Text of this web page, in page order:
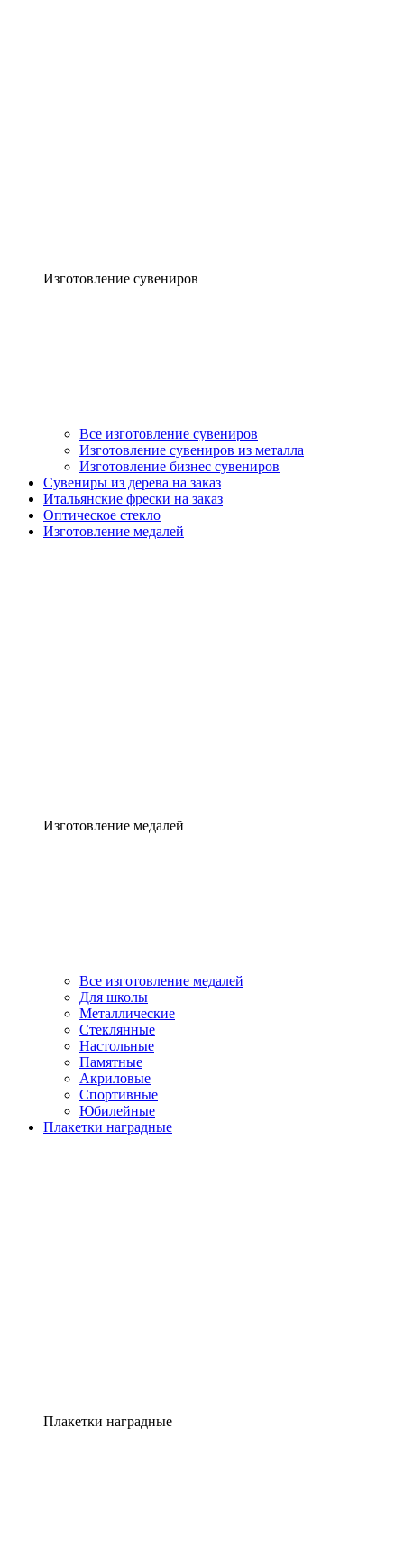
Изготовление сувениров
Все изготовление сувениров
Изготовление сувениров из металла
Изготовление бизнес сувениров
Сувениры из дерева на заказ
Итальянские фрески на заказ
Оптическое стекло
Изготовление медалей
Изготовление медалей
Все изготовление медалей
Для школы
Металлические
Стеклянные
Настольные
Памятные
Акриловые
Спортивные
Юбилейные
Плакетки наградные
Плакетки наградные